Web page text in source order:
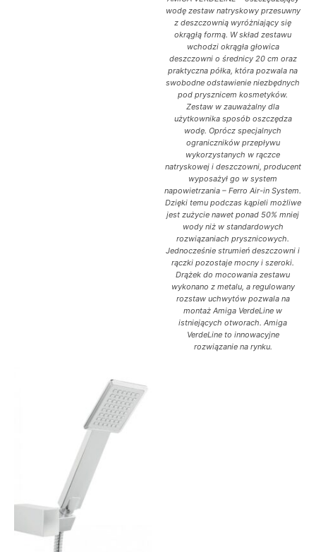
wodę zestaw natryskowy przesuwny
z deszczownią wyróżniający się
okrągłą formą. W skład zestawu
wchodzi okrągła głowica
deszczowni o średnicy 20 cm oraz
praktyczna półka, która pozwala na
swobodne odstawienie niezbędnych
pod prysznicem kosmetyków.
Zestaw w zauważalny dla
użytkownika sposób oszczędza
wodę. Oprócz specjalnych
ograniczników przepływu
wykorzystanych w rączce
natryskowej i deszczowni, producent
wyposażył go w system
napowietrzania – Ferro Air-in System.
Dzięki temu podczas kąpieli możliwe
jest zużycie nawet ponad 50% mniej
wody niż w standardowych
rozwiązaniach prysznicowych.
Jednocześnie strumień deszczowni i
rączki pozostaje mocny i szeroki.
Drążek do mocowania zestawu
wykonano z metalu, a regulowany
rozstaw uchwytów pozwala na
montaż Amiga VerdeLine w
istniejących otworach. Amiga
VerdeLine to innowacyjne
rozwiązanie na rynku.